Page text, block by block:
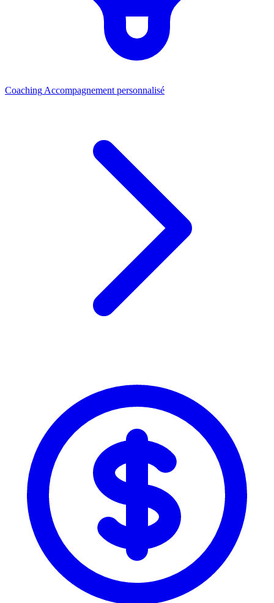
Coaching Accompagnement personnalisé